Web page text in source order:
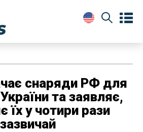
снаряди РФ для
та заявляє,
їх у чотири рази